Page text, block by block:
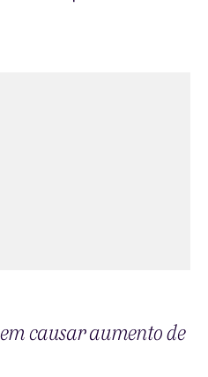
fazer toda a diferença
causar aumento de